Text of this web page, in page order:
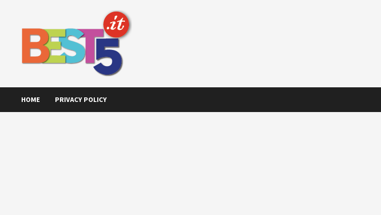
HOME PRIVACY POLICY